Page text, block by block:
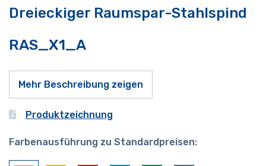
Dreieckiger Raumspar-Stahlspind
RAS_X1_A
Mehr Beschreibung zeigen
Produktzeichnung
Farbenausführung zu Standardpreisen: